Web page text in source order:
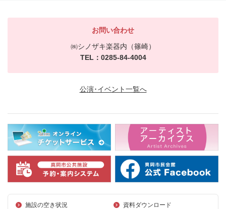
お問い合わせ
㈱シノザキ楽器内（篠崎）
TEL：0285-84-4004
公演･イベント一覧へ
施設の空き状況
資料ダウンロード